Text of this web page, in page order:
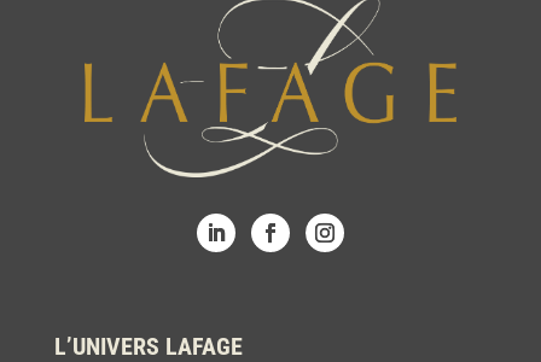
L’UNIVERS LAFAGE